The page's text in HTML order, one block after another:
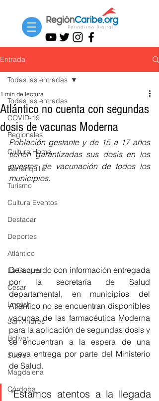
Entrada
Todas las entradas
COVID-19
Regionales
Cultura Home
Barranquilla
Turismo
Cultura Eventos
Destacar
Deportes
Atlántico
La Guajira
Cesar
English
San Andres
Bolívar
Sucre
Magdalena
Córdoba
Todas las entradas
Atlántico no cuenta con segundas
dosis de vacunas Moderna
1 min de lectura
Población gestante y de 15 a 17 años
tienen garantizadas sus dosis en los
puestos de vacunación de todos los
municipios.
De acuerdo con información entregada
por la secretaría de Salud
departamental, en municipios del
Atlántico no se encuentran disponibles
vacunas de las farmacéutica Moderna
para la aplicación de segundas dosis y
se encuentran a la espera de una
nueva entrega por parte del Ministerio
de Salud.
"Estamos atentos a la llegada